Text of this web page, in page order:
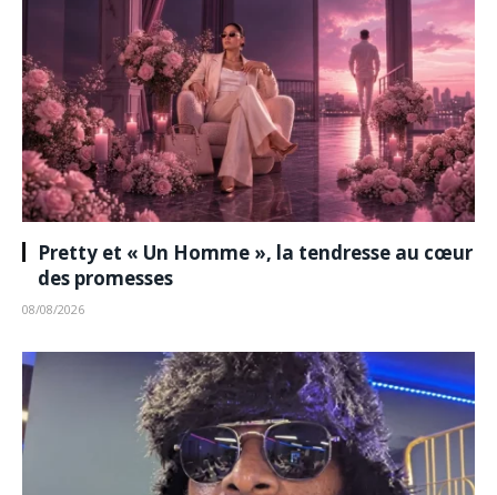
Pretty et « Un Homme », la tendresse au cœur
des promesses
08/08/2026